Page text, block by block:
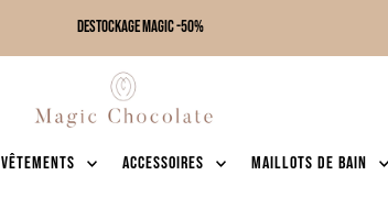
DESTOCKAGE MAGIC -50%
Vêtements Accessoires Maillots de bain